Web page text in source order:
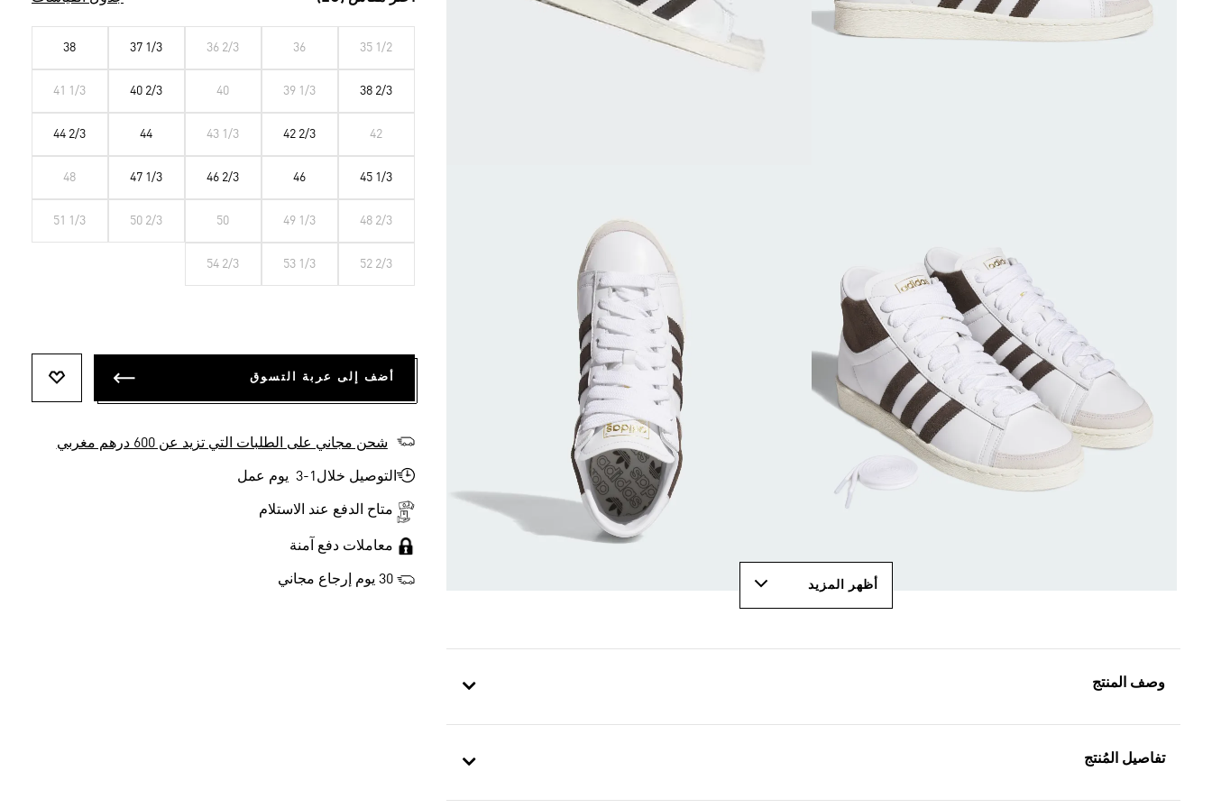
أظهر المزيد
وصف المنتج
تفاصيل المُنتج
35 1/2
36
36 2/3
37 1/3
38
38 2/3
39 1/3
40
40 2/3
41 1/3
42
42 2/3
43 1/3
44
44 2/3
45 1/3
46
46 2/3
47 1/3
48
48 2/3
49 1/3
50
50 2/3
51 1/3
52 2/3
53 1/3
54 2/3
أضف إلى عربة التسوق
شحن مجاني على الطلبات التي تزيد عن 600 درهم مغربي
التوصيل خلال1-3 يوم عمل
متاح الدفع عند الاستلام
معاملات دفع آمنة
30 يوم إرجاع مجاني